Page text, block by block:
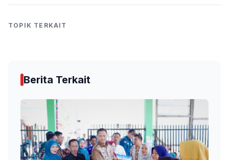
TOPIK TERKAIT
Berita Terkait